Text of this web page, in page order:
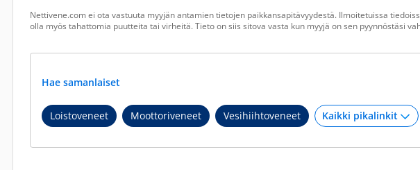
Nettivene.com ei ota vastuuta myyjän antamien tietojen paikkansapitävyydestä. Ilmoitetuissa
olla myös tahattomia puutteita tai virheitä. Tieto on siis sitova vasta kun myyjä on sen pyynnöstäsi
Hae samanlaiset
Loistoveneet Moottoriveneet Vesihiihtoveneet